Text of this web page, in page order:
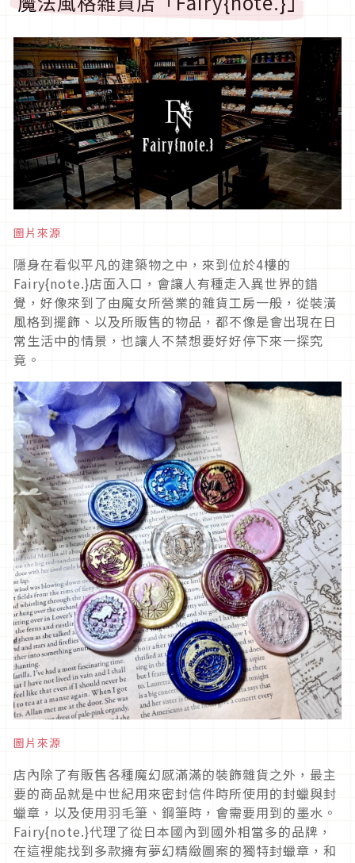
圖片來源
隱身在看似平凡的建築物之中，來到位於4樓的
Fairy{note.}店面入口，會讓人有種走入異世界的錯
覺，好像來到了由魔女所營業的雜貨工房一般，從裝潢
風格到擺飾、以及所販售的物品，都不像是會出現在日
常生活中的情景，也讓人不禁想要好好停下來一探究
竟。
圖片來源
店內除了有販售各種魔幻感滿滿的裝飾雜貨之外，最主
要的商品就是中世紀用來密封信件時所使用的封蠟與封
蠟章，以及使用羽毛筆、鋼筆時，會需要用到的墨水。
Fairy{note.}代理了從日本國內到國外相當多的品牌，
在這裡能找到多款擁有夢幻精緻圖案的獨特封蠟章，和